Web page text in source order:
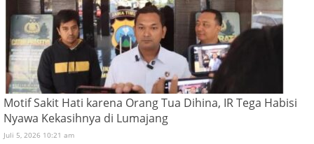
Motif Sakit Hati karena Orang Tua Dihina, IR Tega Habisi
Nyawa Kekasihnya di Lumajang
Juli 5, 2026 10:21 am